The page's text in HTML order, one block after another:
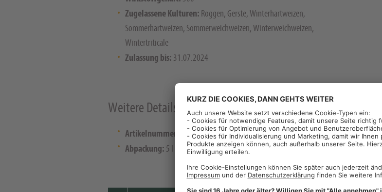
Zugelassene Kulturen: Roggen, Gerste, Winterhartweizen,
Sommerhartweizen, Sommerweichweizen, Winterweichweizen,
Wintertriticale
Zulassung bis: 31.07.2024
Weitere Details
Artikelnummer: 6756621
Abpackung: 5 l